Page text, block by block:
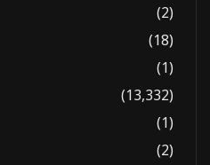
(2)
(18)
(1)
(13,332)
(1)
(2)